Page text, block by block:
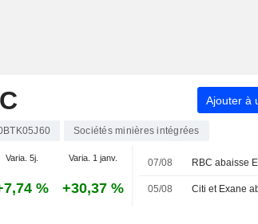
Ajouter à
Sociétés minières intégrées
Varia. 5j. Varia. 1 janv.
% +30,37 %
07/08
05/08